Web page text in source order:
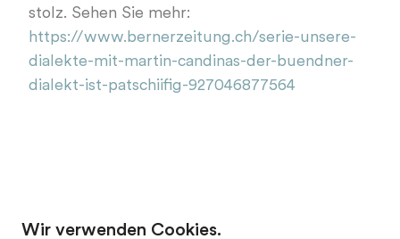
stolz. Sehen Sie mehr:
https://www.bernerzeitung.ch/serie-unsere-
dialekte-mit-martin-candinas-der-buendner-
dialekt-ist-patschiifig-927046877564
zum Newsarchiv
Wir verwenden Cookies.